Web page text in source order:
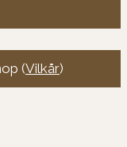
(Vilkår)